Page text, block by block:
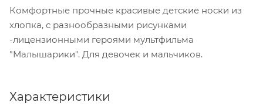
Комфортные прочные красивые детские носки из
хлопка, с разнообразными рисунками
-лицензионными героями мультфильма
"Малышарики". Для девочек и мальчиков.
Характеристики